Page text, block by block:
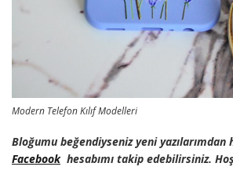
Modern Telefon Kılıf Modelleri
Bloğumu beğendiyseniz yeni
Facebookhesabımı takip edebilirsiniz.